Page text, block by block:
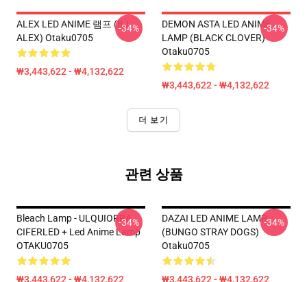
ALEX LED ANIME 램프 (BJ
ALEX) Otaku0705
₩3,443,622 - ₩4,132,622
-34%
DEMON ASTA LED ANIME
LAMP (BLACK CLOVER)
Otaku0705
₩3,443,622 - ₩4,132,622
-34%
더 보기
관련 상품
Bleach Lamp - ULQUIORRA
CIFERLED + Led Anime Lamp
OTAKU0705
₩3,443,622 - ₩4,132,622
-34%
DAZAI LED ANIME LAMP
(BUNGO STRAY DOGS)
Otaku0705
₩3,443,622 - ₩4,132,622
-34%